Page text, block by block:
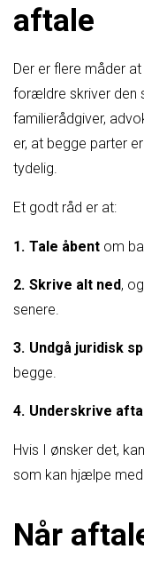
aftale
Der er flere måder
forældre skriver den
familierådgiver,
er, at begge parter
tydelig.
Et godt råd er at:
Tale åbent om
Skrive alt ned,
senere.
Undgå juridisk
begge.
Underskrive
Hvis I ønsker det,
som kan hjælpe med
Når